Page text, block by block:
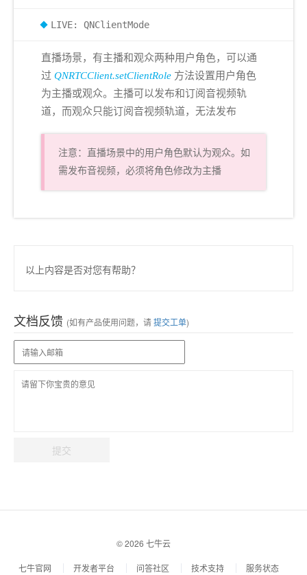
LIVE: QNClientMode
直播场景，有主播和观众两种用户角色，可以通
过 QNRTCClient.setClientRole 方法设置用户角色
为主播或观众。主播可以发布和订阅音视频轨
道，而观众只能订阅音视频轨道，无法发布
注意：直播场景中的用户角色默认为观众。如
需发布音视频，必须将角色修改为主播
以上内容是否对您有帮助？
文档反馈 (如有产品使用问题，请提交工单)
提交
© 2026 七牛云
七牛官网 开发者平台 问答社区 技术支持 服务状态